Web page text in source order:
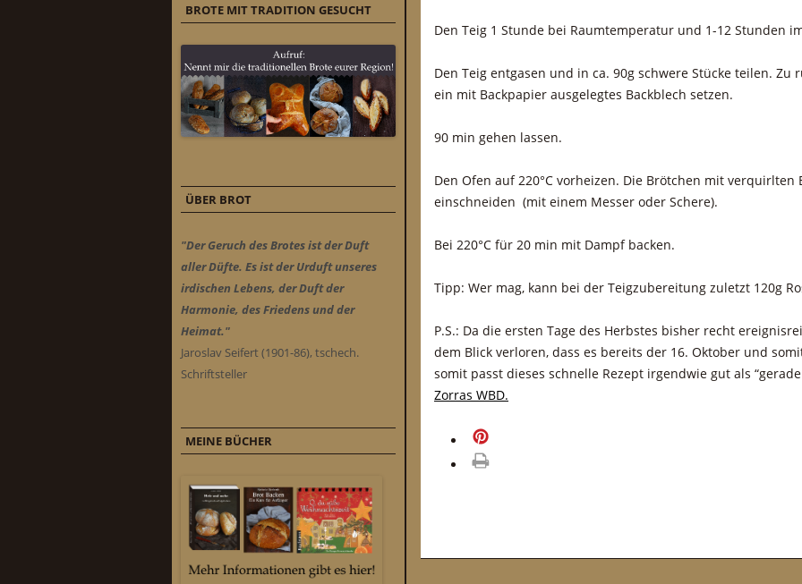
Den Teig 1 Stunde bei Raumtemperatur und 1-12 Stunden
Den Teig entgasen und in ca. 90g schwere Stücke teilen.
ein mit Backpapier ausgelegtes Backblech setzen.
90 min gehen lassen.
Den Ofen auf 220°C vorheizen. Die Brötchen mit
einschneiden (mit einem Messer oder Schere).
Bei 220°C für 20 min mit Dampf backen.
Tipp: Wer mag, kann bei der Teigzubereitung zuletzt 120g
P.S.: Da die ersten Tage des Herbstes bisher recht
dem Blick verloren, dass es bereits der 16. Oktober und
somit passt dieses schnelle Rezept irgendwie gut als
Zorras WBD.
BROTE MIT TRADITION GESUCHT
ÜBER BROT
"Der Geruch des Brotes ist der Duft
aller Düfte. Es ist der Urduft unseres
irdischen Lebens, der Duft der
Harmonie, des Friedens und der
Heimat."
Jaroslav Seifert (1901-86), tschech.
Schriftsteller
MEINE BÜCHER